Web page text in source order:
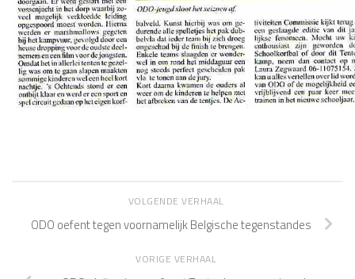
VOLGENDE VERHAAL
ODO oefent tegen voornamelijk Belgische tegenstandes
VORIGE VERHAAL